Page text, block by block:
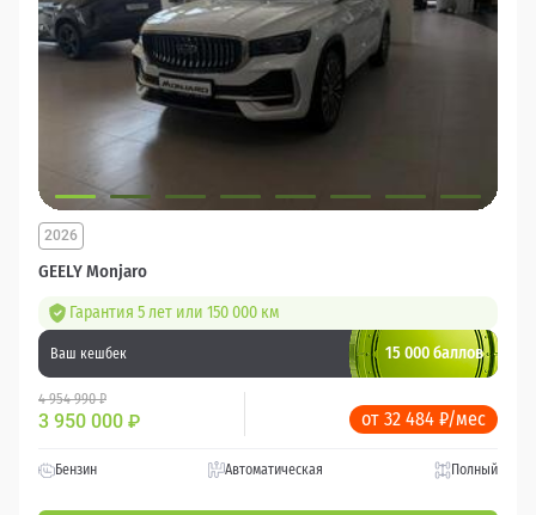
GEELY Monjaro
2026
Гарантия 5 лет или 150 000 км
Ваш кешбек 15 000 баллов
4 954 990 ₽
3 950 000 ₽ от 32 484 ₽/мес
Бензин Автоматическая Полный